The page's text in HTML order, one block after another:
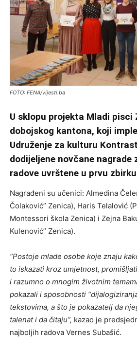
FOTO: FENA/vijesti.ba
U sklopu projekta Mladi pisci
dobojskog kantona, koji
Udruženje za kulturu
dodijeljene novčane nagrade
radove uvrštene u prvu
Nagrađeni su učenici: Almedina
Čolaković” Zenica), Haris Telalović
Montessori škola Zenica) i Zejna
Kulenović” Zenica).
“Postoje mlade osobe koje znaju
to iskazati kroz umjetnost,
i razumno o mnogim životnim
pokazali i sposobnosti
tekstovima, a što je pokazatelj da
talenat i da čitaju”, kazao je
najboljih radova Vernes Subašić.